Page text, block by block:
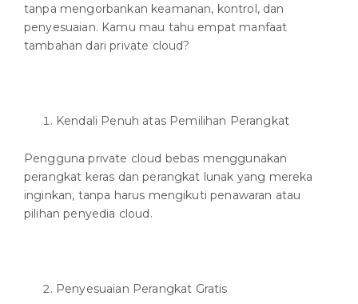
tanpa mengorbankan keamanan, kontrol, dan
penyesuaian. Kamu mau tahu empat manfaat
tambahan dari private cloud?
Kendali Penuh atas Pemilihan Perangkat
Pengguna private cloud bebas menggunakan
perangkat keras dan perangkat lunak yang mereka
inginkan, tanpa harus mengikuti penawaran atau
pilihan penyedia cloud.
Penyesuaian Perangkat Gratis